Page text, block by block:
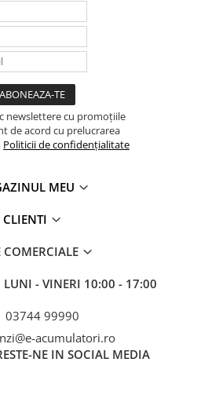
newslettere cu promoțiile
de acord cu prelucrarea
Politicii de confidențialitate
MEU
CLIENTI
COMERCIALE
LUNI - VINERI 10:00 - 17:00
03744 99990
acumulatori.ro
NE IN SOCIAL MEDIA